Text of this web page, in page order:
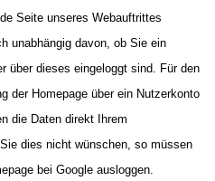
Seite unseres Webauftrittes
unabhängig davon, ob Sie ein
über dieses eingeloggt sind. Für den
der Homepage über ein Nutzerkonto
die Daten direkt Ihrem
dies nicht wünschen, so müssen
bei Google ausloggen.